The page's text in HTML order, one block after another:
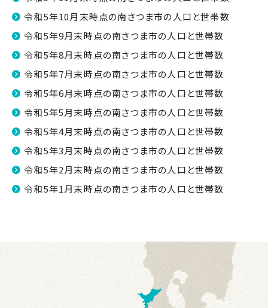
令和5年10月末時点の南さつま市の人口と世帯数
令和5年9月末時点の南さつま市の人口と世帯数
令和5年8月末時点の南さつま市の人口と世帯数
令和5年7月末時点の南さつま市の人口と世帯数
令和5年6月末時点の南さつま市の人口と世帯数
令和5年5月末時点の南さつま市の人口と世帯数
令和5年4月末時点の南さつま市の人口と世帯数
令和5年3月末時点の南さつま市の人口と世帯数
令和5年2月末時点の南さつま市の人口と世帯数
令和5年1月末時点の南さつま市の人口と世帯数